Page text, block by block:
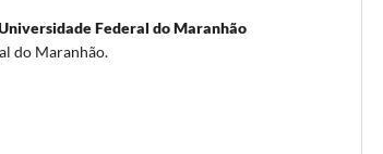
Federal do Maranhão
do Maranhão.